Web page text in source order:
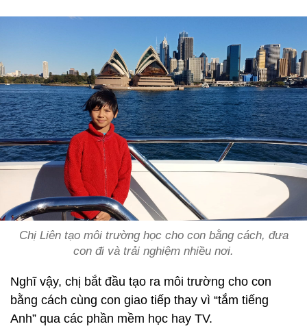
Chị Liên tạo môi trường học cho con bằng cách, đưa
con đi và trải nghiệm nhiều nơi.
Nghĩ vậy, chị bắt đầu tạo ra môi trường cho con
bằng cách cùng con giao tiếp thay vì “tắm tiếng
Anh” qua các phần mềm học hay TV.